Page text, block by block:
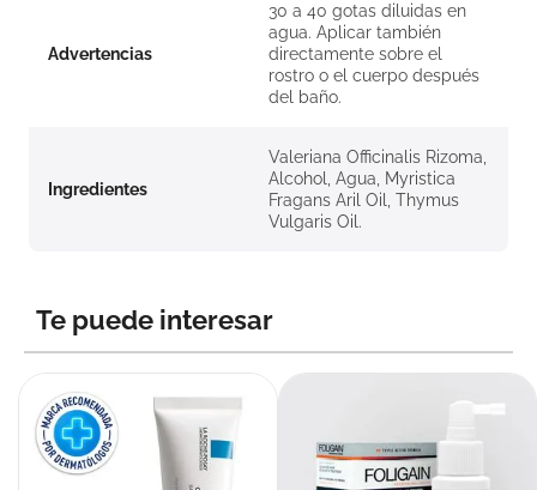
Advertencias
30 a 40 gotas diluidas en
agua. Aplicar también
directamente sobre el
rostro o el cuerpo después
del baño.
Ingredientes
Valeriana Officinalis Rizoma,
Alcohol, Agua, Myristica
Fragans Aril Oil, Thymus
Vulgaris Oil.
Te puede interesar